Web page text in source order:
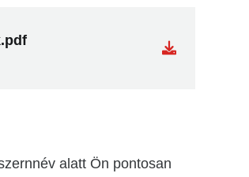
alatt Ön pontosan